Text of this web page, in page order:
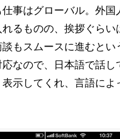
事はグローバル。外
るものの、挨拶ぐら
もスムースに進むと
応なので、日本語で話
示してくれ、言語によ